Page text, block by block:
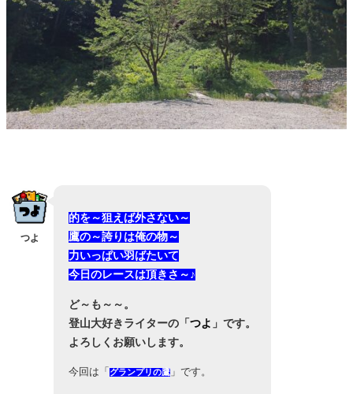
つよ
的を～狙えば外さない～
鷹の～誇りは俺の物～
力いっぱい羽ばたいて
今日のレースは頂きさ～♪
ど～も～～。
登山大好きライターの「つよ 」です。
よろしくお願いします。
今回は「 グランプリの鷹」です。